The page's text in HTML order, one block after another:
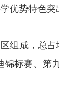
优势特色
组成，总
标赛、第